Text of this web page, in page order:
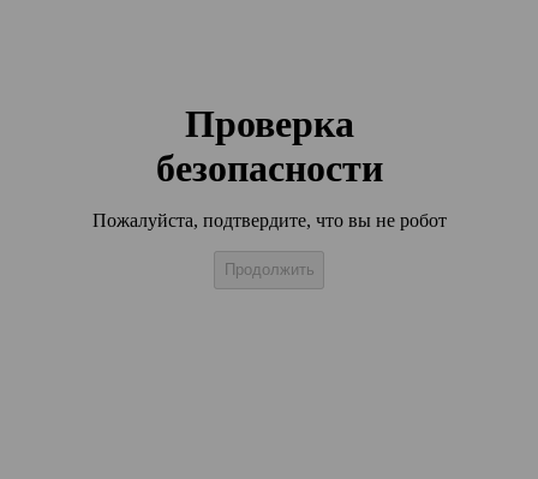
Проверка
безопасности
Пожалуйста, подтвердите, что вы не робот
Продолжить